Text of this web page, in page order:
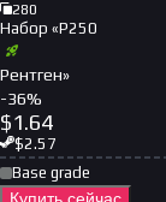
280
Набор «P250
Рентген»
-36%
$1.64
$2.57
Base grade